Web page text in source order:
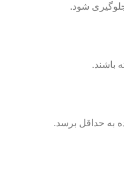
شود.
به حداقل برسد.